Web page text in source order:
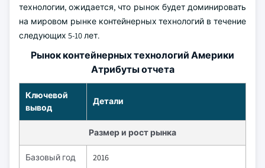
технологии, ожидается, что рынок будет доминировать
на мировом рынке контейнерных технологий в течение
следующих 5-10 лет.
Рынок контейнерных технологий Америки
Атрибуты отчета
Ключевой
вывод
Детали
Размер и рост рынка
Базовый год 2016